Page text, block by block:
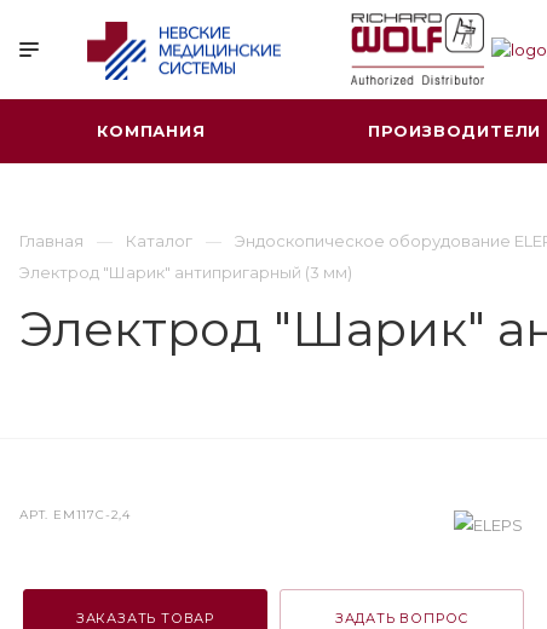
КОМПАНИЯ ПРОИЗВОДИТЕЛИ
Главная Каталог Эндоскопическое оборудование
Электрод "Шарик" антипригарный (3 мм)
Электрод "Шарик"
АРТ. ЕМ117С-2,4
ЗАКАЗАТЬ ТОВАР ЗАДАТЬ ВОПРОС